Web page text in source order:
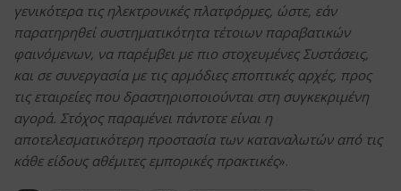
γενικότερα τις ηλεκτρονικές πλατφόρμες, ώστε, εάν
παρατηρηθεί συστηματικότητα τέτοιων παραβατικών
φαινόμενων, να παρέμβει με πιο στοχευμένες Συστάσεις,
και σε συνεργασία με τις αρμόδιες εποπτικές αρχές, προς
τις εταιρείες που δραστηριοποιούνται στη συγκεκριμένη
αγορά. Στόχος παραμένει πάντοτε είναι η
αποτελεσματικότερη προστασία των καταναλωτών από τις
κάθε είδους αθέμιτες εμπορικές πρακτικές».